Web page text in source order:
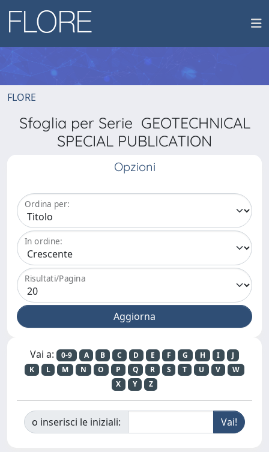
FLORE
Sfoglia per Serie GEOTECHNICAL
SPECIAL PUBLICATION
Opzioni
Ordina per:
In ordine:
Risultati/Pagina
Vai a: 0-9 A B C D E F G H I
J
K
L M N O P Q R S T U V
W
X
Y Z
o inserisci le iniziali: